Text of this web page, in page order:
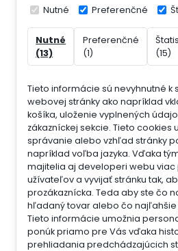
Nutné Preferenčné
Nutné
(13)
Preferenčné
(1)
(15)
Tieto informácie sú nevyhnutné k
webovej stránky ako napríklad
košíka, uloženie vyplnených
zákazníckej sekcie. Tieto cookies
správanie alebo vzhľad stránky
napríklad voľba jazyka. Vďaka
majitelia aj developeri webu
užívateľov a vyvijať stránku tak,
prozákaznícka. Teda aby ste čo
hľadaný tovar alebo čo najľahšie
Tieto informácie umožnia
ponúk priamo pre Vás vďaka
prehliadania predchádzajúcich